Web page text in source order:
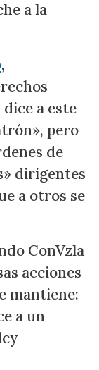
a la
,
a este
pero
de
dirigentes
a otros se
ConVzla
acciones
mantiene:
a un